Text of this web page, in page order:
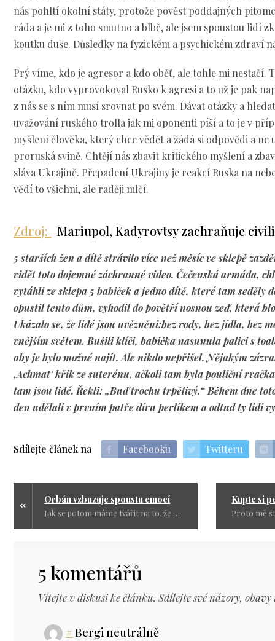
nás pohltí okolní státy, protože pověst poddajných
ráda a je mi z toho smutno a blbě, ale jsem spoustou lidí
koutku duše. Důsledky na fyzickém a psychickém zdraví
Prý víme, kdo je agresor a kdo oběť, ale tohle mi nestačí.
otázku, kdo vyprovokoval Rusko k agresi a to už je pak
z nás se s ním musí srovnat po svém. Dávat otázky a
uvažování ruského trolla jak mi oponenti píší a to je v
myšlení člověka, který chce vědět a žádá si odpovědi a ne
proruská svině. Chtějí nás zbavit kritického myšlení a
sláva Ukrajině. Přepadení Ukrajiny je reakcí Ruska na
vědí to všichni, ale raději mlčí.
Zdroj: Mariupol, Kadyrovtsy zachraňuje
5 starších žen a dítě strávilo více než měsíc ve sklepě
vidět toto dojemné záchranné video. Čečenská armáda,
vytáhli ze sklepa 5 babiček a jedno dítě, které tam seděly
opustil tento dům, vyhodil do povětří nosnou zeď, která
Ukázalo se, že lidé jsou uvězněni:bez vody, bez jídla, bez
vnějším světem. Bušili klíči, babička nasunula palici s
aby je bylo možné najít. Ale nikdo nepřišel. Nějakým
‚Achmat‘ křik ze suterénu, ačkoli tam byla pouliční
tam jsou lidé. Řekli: „Buď trochu trpělivý.“ Během dne
den udělali v prvním patře díru perlíkem a odtud ty lidi
Sdílejte článek na Facebooku Twitteru
Orbán vzbuzuje spoustu emocí
Jak se potom máme tvářit na to, že ČR posílá na Ukrajinu tanky. Že jsou to mizerné tanky je už jiná věc, ale psychologický dopad to má obrovský. Stali jsme se účastníci války a vysloužili si titul největší váleční štváči.
5 komentářů
Vítejte v diskusi ke článku. Sdílejte své názory,
#Bergi neutrálně